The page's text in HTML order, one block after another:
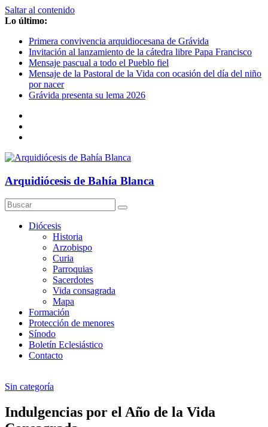
Saltar al contenido
Lo último:
Primera convivencia arquidiocesana de Grávida
Invitación al lanzamiento de la cátedra libre Papa Francisco
Mensaje pascual a todo el Pueblo fiel
Mensaje de la Pastoral de la Vida con ocasión del día del niño
por nacer
Grávida presenta su lema 2026
Arquidiócesis de Bahía Blanca
Diócesis
Historia
Arzobispo
Curia
Parroquias
Sacerdotes
Vida consagrada
Mapa
Formación
Protección de menores
Sínodo
Boletín Eclesiástico
Contacto
Sin categoría
Indulgencias por el Año de la Vida